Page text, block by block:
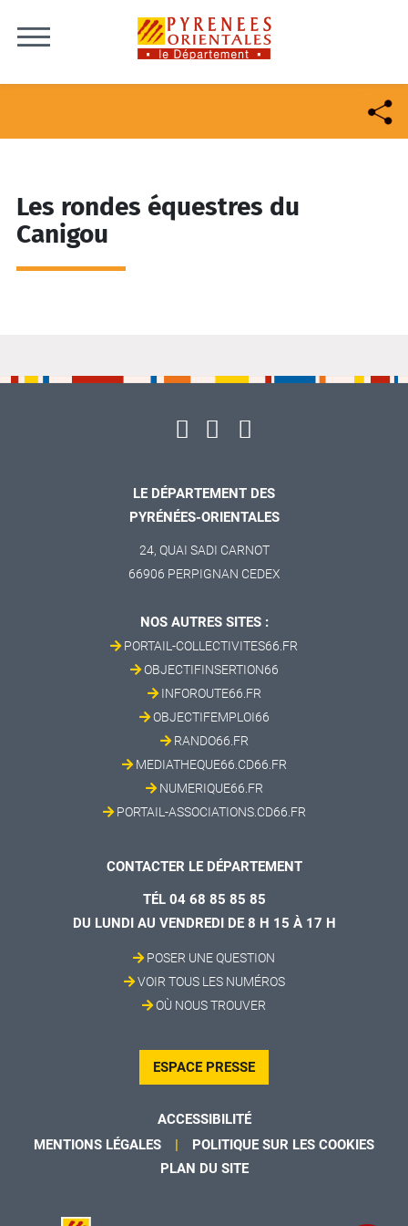
Les rondes équestres du
Canigou
LE DÉPARTEMENT DES
PYRÉNÉES-ORIENTALES
24, QUAI SADI CARNOT
66906 PERPIGNAN CEDEX
NOS AUTRES SITES :
PORTAIL-COLLECTIVITES66.FR
OBJECTIFINSERTION66
INFOROUTE66.FR
OBJECTIFEMPLOI66
RANDO66.FR
MEDIATHEQUE66.CD66.FR
NUMERIQUE66.FR
PORTAIL-ASSOCIATIONS.CD66.FR
CONTACTER LE DÉPARTEMENT
TÉL 04 68 85 85 85
DU LUNDI AU VENDREDI DE 8 H 15 À 17 H
POSER UNE QUESTION
VOIR TOUS LES NUMÉROS
OÙ NOUS TROUVER
ESPACE PRESSE
ACCESSIBILITÉ
MENTIONS LÉGALES
POLITIQUE SUR LES COOKIES
PLAN DU SITE